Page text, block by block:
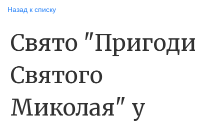
Назад к списку
Свято "Пригоди
Святого
Миколая" у